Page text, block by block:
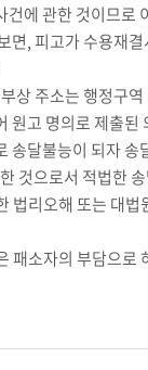
에 관한 것이므로
면, 피고가 수용재
상 주소는 행정구
원고 명의로 제출
송달불능이 되자
것으로서 적법한
법리오해 또는 대
패소자의 부담으